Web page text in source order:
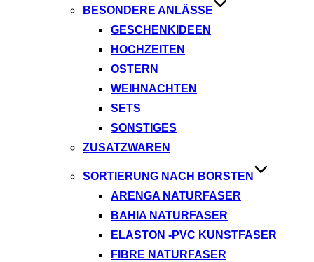
BESONDERE ANLÄSSE
GESCHENKIDEEN
HOCHZEITEN
OSTERN
WEIHNACHTEN
SETS
SONSTIGES
ZUSATZWAREN
SORTIERUNG NACH BORSTEN
ARENGA NATURFASER
BAHIA NATURFASER
ELASTON -PVC KUNSTFASER
FIBRE NATURFASER